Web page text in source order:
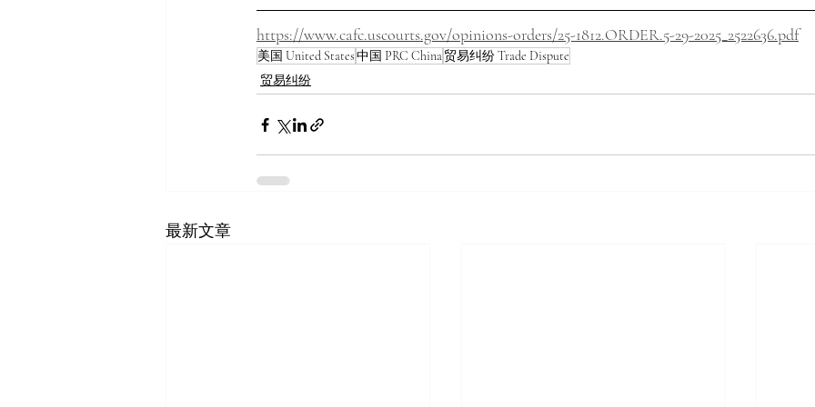
https://www.cafc.uscourts.gov/opinions-orders/25-1812.ORDER.5-29-2025_2522636.pdf
美国 United States中国 PRC China贸易纠纷 Trade Dispute
贸易纠纷
最新文章